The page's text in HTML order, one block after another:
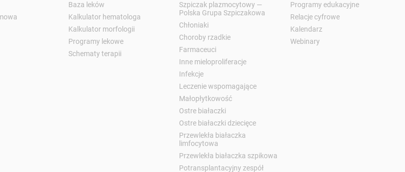
Baza leków
Kalkulator hematologa
Kalkulator morfologii
Programy lekowe
Schematy terapii
Szpiczak plazmocytowy —
Polska Grupa Szpiczakowa
Chłoniaki
Choroby rzadkie
Farmaceuci
Inne mieloproliferacje
Infekcje
Leczenie wspomagające
Małopłytkowość
Ostre białaczki
Ostre białaczki dziecięce
Przewlekła białaczka
limfocytowa
Przewlekła białaczka szpikowa
Potransplantacyjny zespół
Programy edukacyjne
Relacje cyfrowe
Kalendarz
Webinary